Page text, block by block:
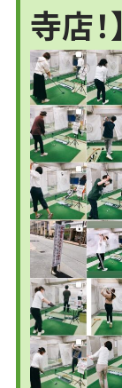
寺店！】